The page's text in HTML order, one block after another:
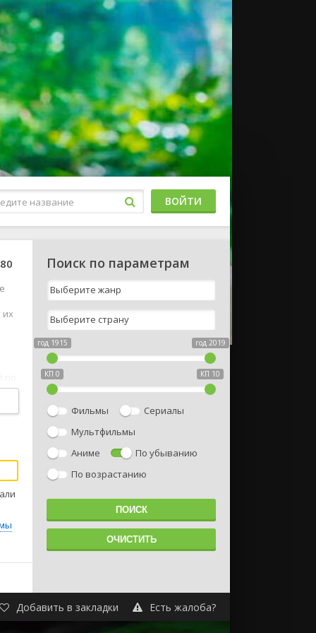
ВОЙТИ
Поиск по параметрам
год 1915 год 2019
КП 0 КП 10
Фильмы
Сериалы
Мультфильмы
Аниме
По убыванию
По возрастанию
Добавить в закладки Есть жалоба?